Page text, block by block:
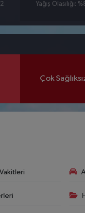
Yağış Olasılığı:
Çok